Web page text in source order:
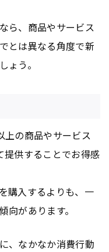
ら、商品やサービス
とは異なる角度で新
ょう。
上の商品やサービス
提供することでお得感
購入するよりも、一
があります。
、なかなか消費行動